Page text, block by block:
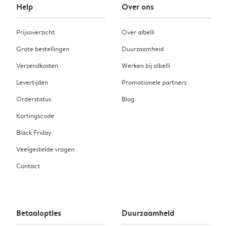
Help
Prijsoverzicht
Grote bestellingen
Verzendkosten
Levertijden
Orderstatus
Kortingscode
Black Friday
Veelgestelde vragen
Contact
Over ons
Over albelli
Duurzaamheid
Werken bij albelli
Promotionele partners
Blog
Betaalopties Duurzaamheid